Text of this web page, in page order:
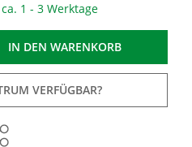
1 - 3 Werktage
IN DEN WARENKORB
VERFÜGBAR?